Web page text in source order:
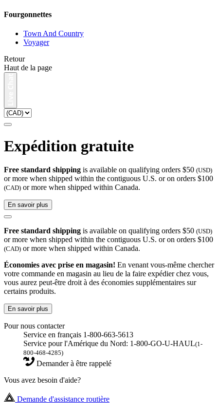
Fourgonnettes
Town And Country
Voyager
Retour
Haut de la page
Expédition gratuite
Free standard shipping is available on qualifying orders $50 (USD)
or more when shipped within the contiguous U.S. or on orders $100
(CAD) or more when shipped within Canada.
En savoir plus
Free standard shipping is available on qualifying orders $50 (USD)
or more when shipped within the contiguous U.S. or on orders $100
(CAD) or more when shipped within Canada.
Économies avec prise en magasin! En venant vous-même chercher
votre commande en magasin au lieu de la faire expédier chez vous,
vous aurez peut-être droit à des économies supplémentaires sur
certains produits.
En savoir plus
Pour nous contacter
Service en français 1-800-663-5613
Service pour l'Amérique du Nord: 1-800-GO-U-HAUL(1-
800-468-4285)
Demander à être rappelé
Vous avez besoin d'aide?
Demande d'assistance routière